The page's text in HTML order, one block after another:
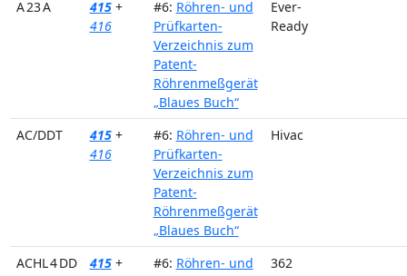
A 23 A 415 +
416
#6: Röhren- und
Prüfkarten-
Verzeichnis zum
Patent-
Röhrenmeßgerät
„Blaues Buch“
Ever-
Ready
AC/DDT 415 +
416
#6: Röhren- und
Prüfkarten-
Verzeichnis zum
Patent-
Röhrenmeßgerät
„Blaues Buch“
Hivac
ACHL 4 DD 415 +
#6: Röhren- und
362